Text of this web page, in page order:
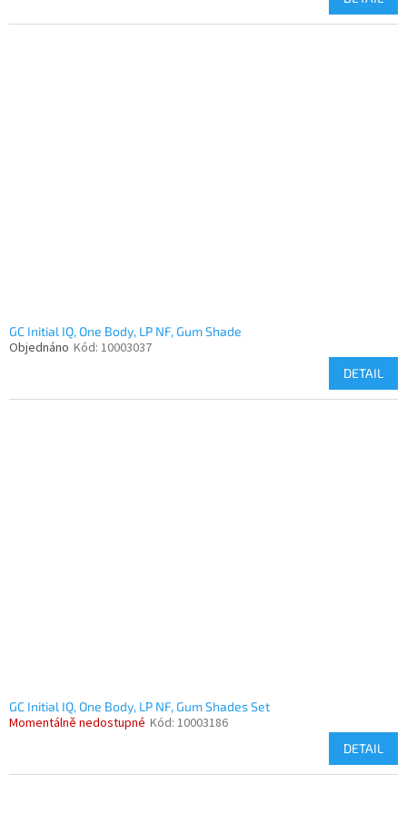
GC Initial IQ, One Body, LP NF, Gum Shade
Objednáno Kód: 10003037
DETAIL
GC Initial IQ, One Body, LP NF, Gum Shades Set
Momentálně nedostupné Kód: 10003186
DETAIL